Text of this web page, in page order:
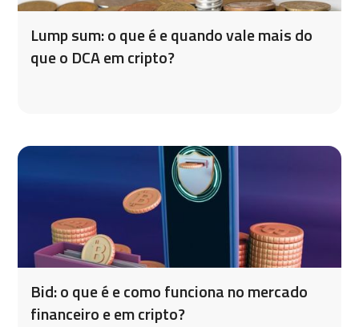
Lump sum: o que é e quando vale mais do
que o DCA em cripto?
Bid: o que é e como funciona no mercado
financeiro e em cripto?